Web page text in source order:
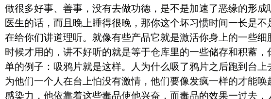
做很多好事、善事，没有去做功德，是不是加速了恶缘的形
医生的话，而且晚上睡得很晚，那你这个坏习惯时间一长是
在给你们讲道理听。就像有些产品它就是激活你身上的一些
时候才用的，讲不好听的就是等于仓库里的一些储存和积蓄
单的例子：吸鸦片就是这样。人为什么吸了鸦片之后跑到台
为他们一个人在台上怕没有激情，他们要像发疯一样的才能
感染力，他依靠着这些毒品使他兴奋，而毒品的效果一过去